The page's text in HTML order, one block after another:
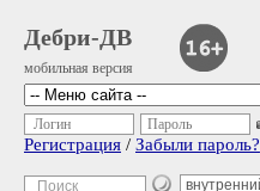
Дебри-ДВ
мобильная версия
Логин Пароль
Регистрация / Забыли пароль?